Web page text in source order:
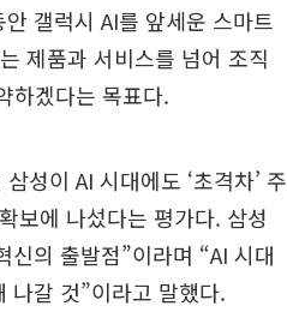
갤럭시 AI를 앞세운 스마트
제품과 서비스를 넘어 조직
하겠다는 목표다.
성이 AI 시대에도 ‘초격차’ 주
보에 나섰다는 평가다. 삼성
의 출발점”이라며 “AI 시대
나갈 것”이라고 말했다.